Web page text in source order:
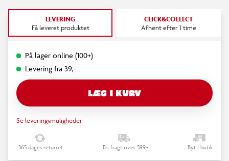
LEVERING
Få leveret produktet
CLICK&COLLECT
Afhent efter 1 time
På lager online (100+)
Levering fra 39,-
LÆG I KURV
Se leveringsmuligheder
365 dages returret Fri fragt over 599,- Byt i butik